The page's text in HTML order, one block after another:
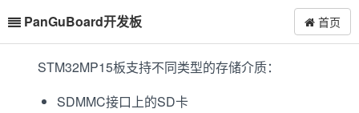
PanGuBoard开发板 首页
STM32MP15板支持不同类型的存储介质：
SDMMC接口上的SD卡